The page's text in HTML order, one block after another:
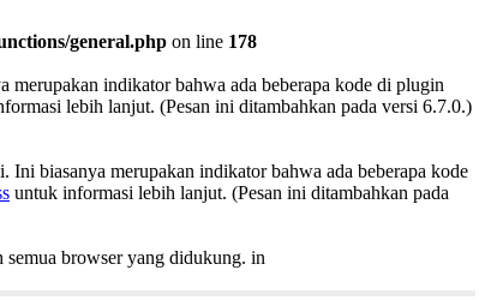
general.php on line 178
merupakan indikator bahwa ada beberapa kode di plugin
lebih lanjut. (Pesan ini ditambahkan pada versi 6.7.0.)
Ini biasanya merupakan indikator bahwa ada beberapa kode
untuk informasi lebih lanjut. (Pesan ini ditambahkan pada
browser yang didukung. in